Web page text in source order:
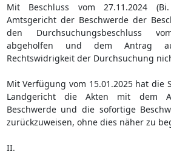
Mit Beschluss vom 27.11.2024
Amtsgericht der Beschwerde der
den Durchsuchungsbeschluss
abgeholfen und dem Antrag
Rechtswidrigkeit der Durchsuchung
Mit Verfügung vom 15.01.2025 hat die
Landgericht die Akten mit dem
Beschwerde und die sofortige
zurückzuweisen, ohne dies näher zu
II.